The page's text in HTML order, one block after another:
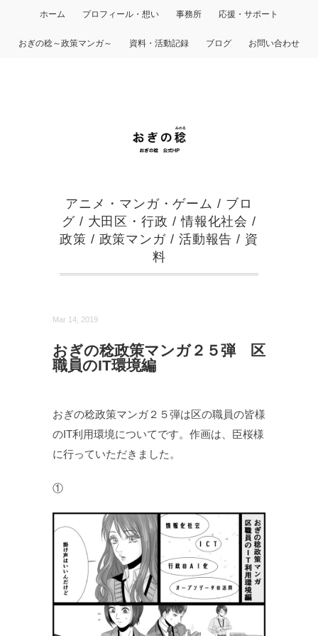
ホーム プロフィール・想い 事務所 応援・サポート
おぎの稔～政策マンガ～ 資料・活動記録 ブログ お問い合わせ
アニメ・マンガ・ゲーム / ブロ
グ/ 大田区・行政 /情報化社会 /
政策 / 政策マンガ / 活動報告 / 資
料
Mar 14, 2019
おぎの稔政策マンガ２５弾 区
職員のIT環境編
おぎの稔政策マンガ２５弾は区の職員の皆様
のIT利用環境についてです。作画は、臣桜様
に行っていただきました。
①